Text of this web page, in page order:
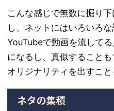
こんな感じで無数に掘り
し、ネットにはいろいろ
YouTubeで動画を流して
になるし、真似すること
オリジナリティを出すこと
ネタの集積